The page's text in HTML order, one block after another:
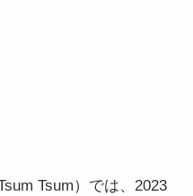
Tsum）では、2023